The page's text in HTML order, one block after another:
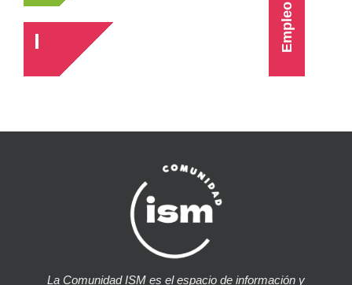
Empleo
La Comunidad ISM es el espacio de información y